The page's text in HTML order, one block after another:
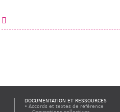
DOCUMENTATION ET RESSOURCES
Accords et textes de référence